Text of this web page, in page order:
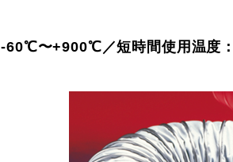
-60℃〜+900℃／短時間使用温度